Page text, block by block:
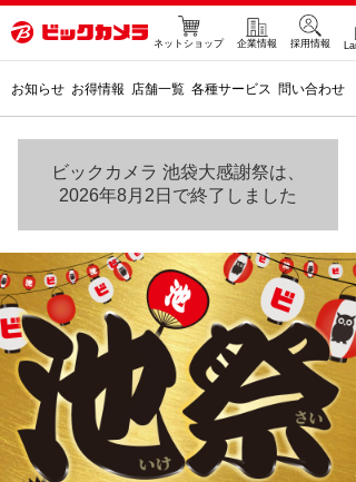
お知らせ お得情報 店舗一覧 各種サービス 問い合わせ
ネットショップ 企業情報 採用情報
ビックカメラ 池袋大感謝祭は、
2026年8月2日で終了しました